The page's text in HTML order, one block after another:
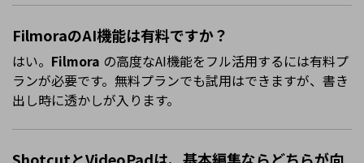
FilmoraのAI機能は有料ですか？
はい。 Filmora の高度なAI機能をフル活用するには有料プ
ランが必要です。無料プランでも試用はできますが、書き
出し時に透かしが入ります。
ShotcutとVideoPadは、基本編集ならどちらが向